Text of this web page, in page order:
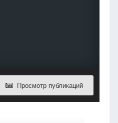
Просмотр публикаций